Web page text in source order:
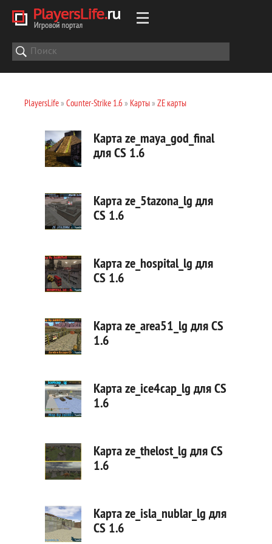
PlayersLife» Counter-Strike 1.6 » Карты» ZE карты
Карта ze_maya_god_final
для CS 1.6
Карта ze_5tazona_lg для
CS 1.6
Карта ze_hospital_lg для
CS 1.6
Карта ze_area51_lg для CS
1.6
Карта ze_ice4cap_lg для CS
1.6
Карта ze_thelost_lg для CS
1.6
Карта ze_isla_nublar_lg для
CS 1.6